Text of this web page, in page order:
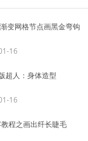
变网格节点画黑金弯钩
16
超人：身体造型
16
程之画出纤长睫毛